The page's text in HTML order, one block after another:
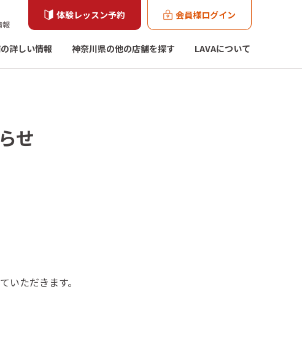
報
体験レッスン予約 会員様ログイン
詳しい情報 神奈川県の他の店舗を探す LAVAについて
せ
いただきます。